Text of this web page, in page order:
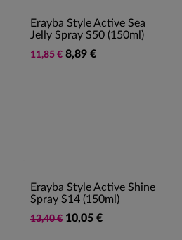
Erayba Style Active Sea
Jelly Spray S50 (150ml)
11,85 € 8,89 €
Erayba Style Active Shine
Spray S14 (150ml)
13,40 € 10,05 €